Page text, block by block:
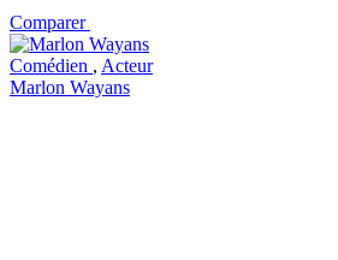
Comparer
Comédien , Acteur
Marlon Wayans